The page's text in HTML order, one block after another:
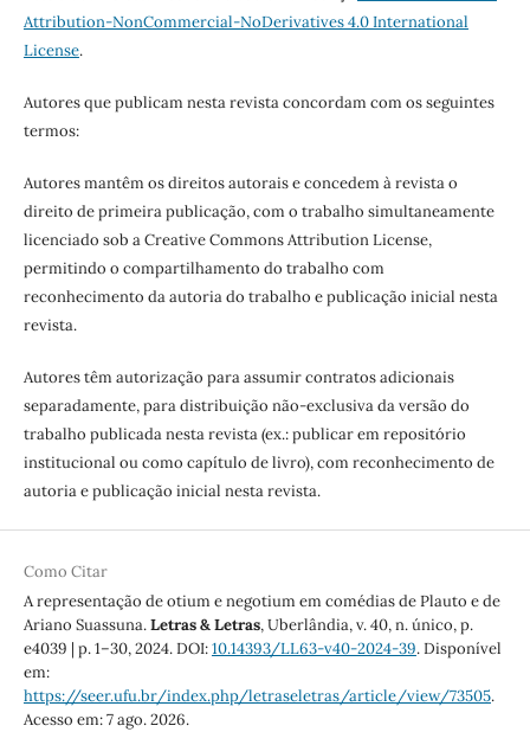
Attribution-NonCommercial-NoDerivatives 4.0 International
License.
Autores que publicam nesta revista concordam com os seguintes
termos:
Autores mantêm os direitos autorais e concedem à revista o
direito de primeira publicação, com o trabalho simultaneamente
licenciado sob a Creative Commons Attribution License,
permitindo o compartilhamento do trabalho com
reconhecimento da autoria do trabalho e publicação inicial nesta
revista.
Autores têm autorização para assumir contratos adicionais
separadamente, para distribuição não-exclusiva da versão do
trabalho publicada nesta revista (ex.: publicar em repositório
institucional ou como capítulo de livro), com reconhecimento de
autoria e publicação inicial nesta revista.
Como Citar
A representação de otium e negotium em comédias de Plauto e de
Ariano Suassuna.Letras & Letras, Uberlândia, v. 40, n. único, p.
e4039 | p. 1–30, 2024. DOI:10.14393/LL63-v40-2024-39. Disponível
em:
https://seer.ufu.br/index.php/letraseletras/article/view/73505.
Acesso em: 7 ago. 2026.